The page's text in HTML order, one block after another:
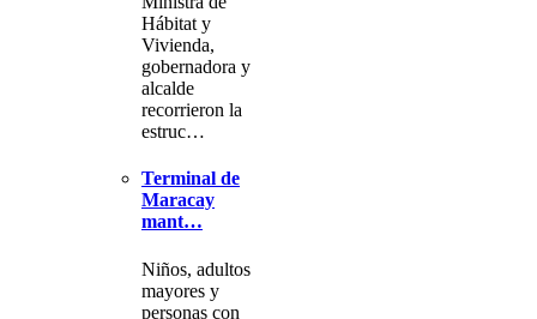
Hábitat y
Vivienda,
gobernadora y
alcalde
recorrieron la
estruc…
Terminal de
Maracay
mant…
Niños, adultos
mayores y
personas con